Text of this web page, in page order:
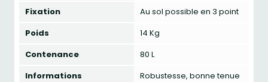
Fixation
Au sol possible en 3 point
Poids
14 Kg
Contenance
80 L
Informations
Robustesse, bonne tenue